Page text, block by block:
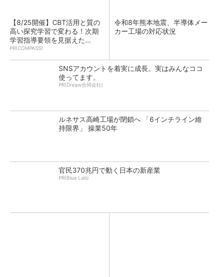
【8/25開催】CBT活用と質の
高い探究学習で変わる！次期
学習指導要領を見据えた...
PR(COMPASS)
令和8年熊本地震、半導体メー
カー工場の対応状況
SNSアカウントを着実に成長。実はみんなココ
使ってます。
PR(Dreaw合同会社)
ルネサス高崎工場が閉鎖へ 「6インチライン維
持限界」 操業50年
官民370兆円で動く日本の新産業
PR(Blue Lab)